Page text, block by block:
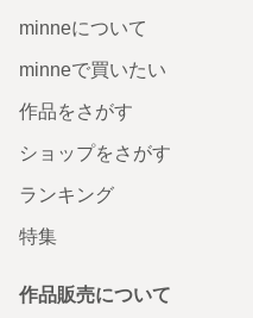
minneについて
minneで買いたい
作品をさがす
ショップをさがす
ランキング
特集
作品販売について